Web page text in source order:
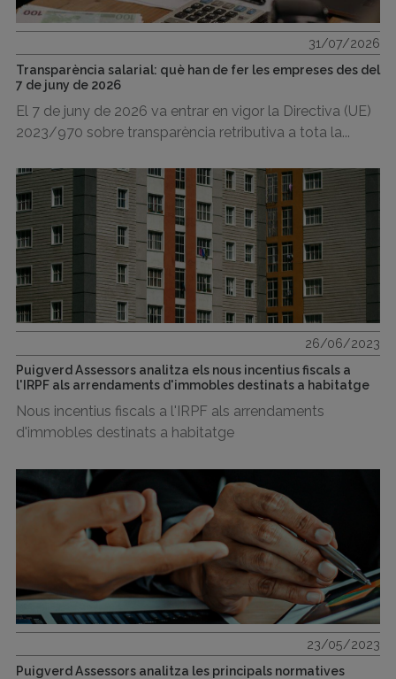
31/07/2026
Transparència salarial: què han de fer les empreses des del
7 de juny de 2026
El 7 de juny de 2026 va entrar en vigor la Directiva (UE)
2023/970 sobre transparència retributiva a tota la...
26/06/2023
Puigverd Assessors analitza els nous incentius fiscals a
l'IRPF als arrendaments d'immobles destinats a habitatge
Nous incentius fiscals a l'IRPF als arrendaments
d'immobles destinats a habitatge
23/05/2023
Puigverd Assessors analitza les principals normatives